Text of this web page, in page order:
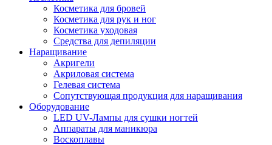
Косметика для бровей
Косметика для рук и ног
Косметика уходовая
Средства для депиляции
Наращивание
Акригели
Акриловая система
Гелевая система
Сопутствующая продукция для наращивания
Оборудование
LED UV-Лампы для сушки ногтей
Аппараты для маникюра
Воскоплавы